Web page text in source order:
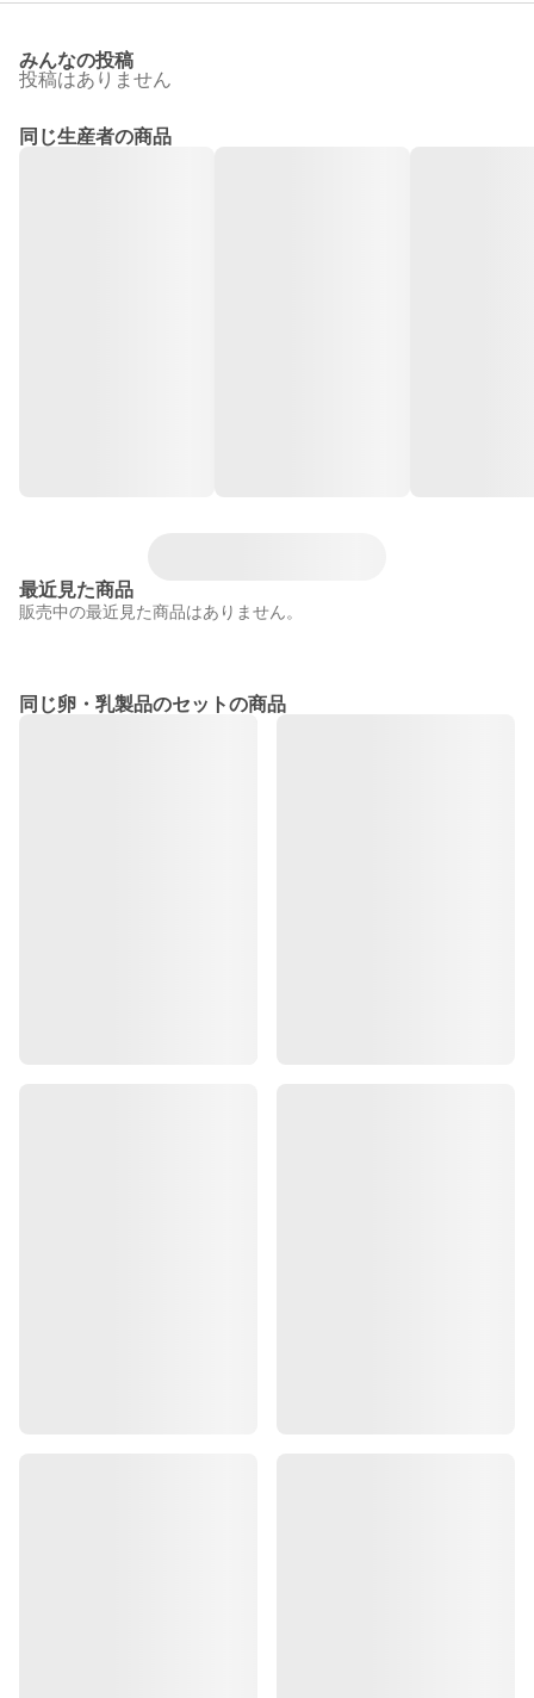
みんなの投稿
投稿はありません
同じ生産者の商品
最近見た商品
販売中の最近見た商品はありません。
同じ卵・乳製品のセットの商品